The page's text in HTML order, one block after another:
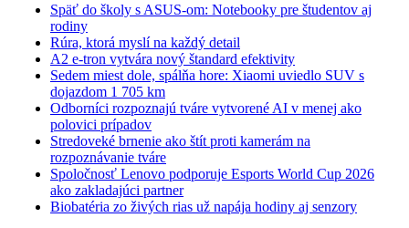
Späť do školy s ASUS-om: Notebooky pre študentov aj
rodiny
Rúra, ktorá myslí na každý detail
A2 e-tron vytvára nový štandard efektivity
Sedem miest dole, spálňa hore: Xiaomi uviedlo SUV s
dojazdom 1 705 km
Odborníci rozpoznajú tváre vytvorené AI v menej ako
polovici prípadov
Stredoveké brnenie ako štít proti kamerám na
rozpoznávanie tváre
Spoločnosť Lenovo podporuje Esports World Cup 2026
ako zakladajúci partner
Biobatéria zo živých rias už napája hodiny aj senzory